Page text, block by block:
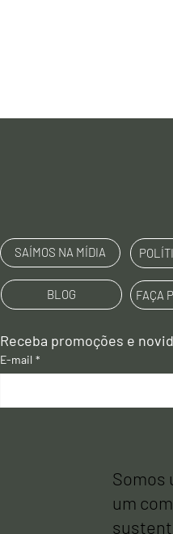
SAÍMOS NA MÍDIA
BLOG FAÇA
E-mail *
Somos
um